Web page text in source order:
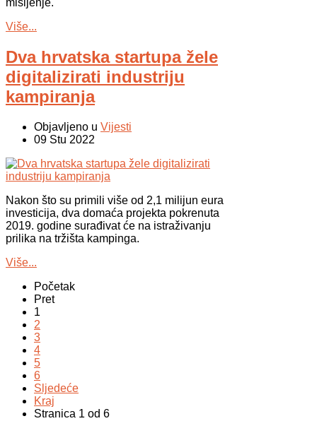
mišljenje.
Više...
Dva hrvatska startupa žele
digitalizirati industriju
kampiranja
Objavljeno u Vijesti
09 Stu 2022
Nakon što su primili više od 2,1 milijun eura
investicija, dva domaća projekta pokrenuta
2019. godine surađivat će na istraživanju
prilika na tržišta kampinga.
Više...
Početak
Pret
1
2
3
4
5
6
Sljedeće
Kraj
Stranica 1 od 6